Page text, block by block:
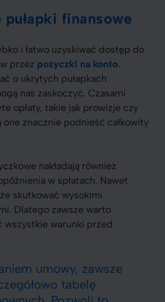
finansowe
i łatwo uzyskiwać dostęp do
przez pożyczki na konto.
o ukrytych pułapkach
nas zaskoczyć. Czasami
opłaty, takie jak prowizje czy
one znacznie podnieść całkowity
nakładają również
w spłatach. Nawet
skutkować wysokimi
Dlatego zawsze warto
wszystkie warunki przed
umowy, zawsze
tabelę